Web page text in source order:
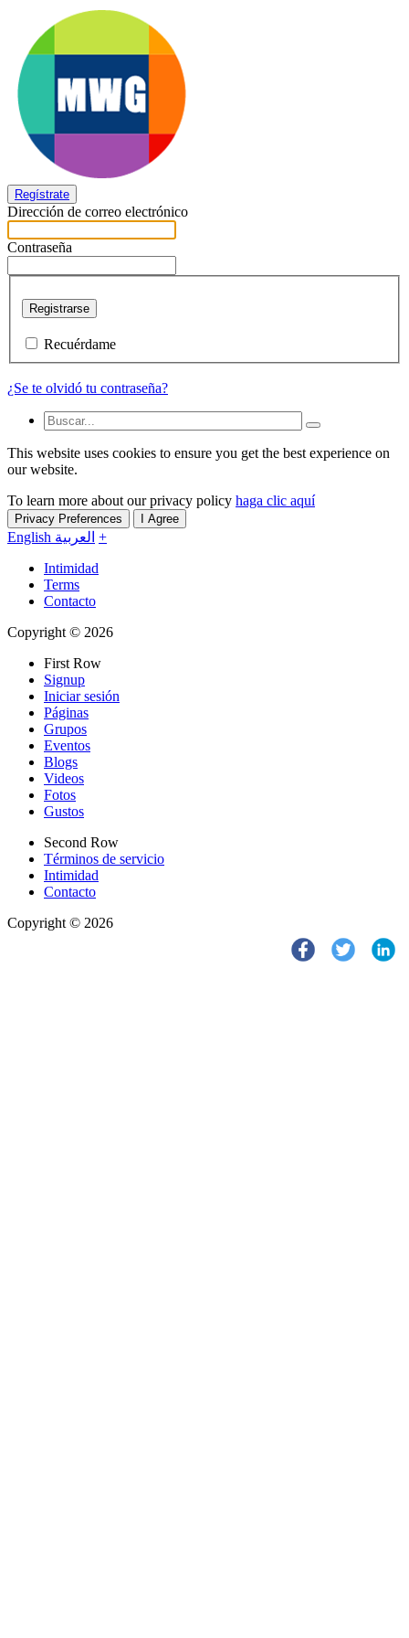
Regístrate
Dirección de correo electrónico
Contraseña
Registrarse
Recuérdame
¿Se te olvidó tu contraseña?
This website uses cookies to ensure you get the best experience on
our website.
To learn more about our privacy policy haga clic aquí
Privacy Preferences I Agree
English العربية +
Intimidad
Terms
Contacto
Copyright © 2026
First Row
Signup
Iniciar sesión
Páginas
Grupos
Eventos
Blogs
Videos
Fotos
Gustos
Second Row
Términos de servicio
Intimidad
Contacto
Copyright © 2026